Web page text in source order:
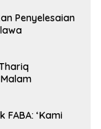
Penyelesaian
FABA: ‘Kami